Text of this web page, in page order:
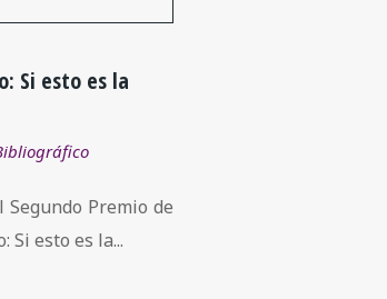
Si esto es la
Premio de
Si esto es la...